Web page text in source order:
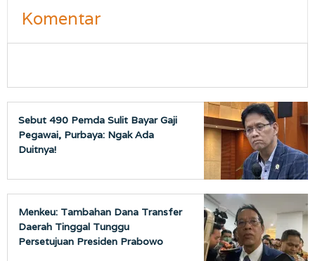
Komentar
Sebut 490 Pemda Sulit Bayar Gaji
Pegawai, Purbaya: Ngak Ada
Duitnya!
Menkeu: Tambahan Dana Transfer
Daerah Tinggal Tunggu
Persetujuan Presiden Prabowo